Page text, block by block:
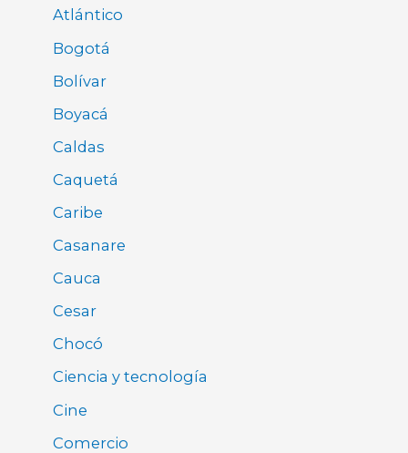
Atlántico
Bogotá
Bolívar
Boyacá
Caldas
Caquetá
Caribe
Casanare
Cauca
Cesar
Chocó
Ciencia y tecnología
Cine
Comercio